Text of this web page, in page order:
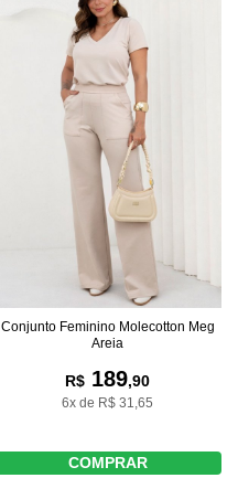
Conjunto Feminino Molecotton Meg
Areia
R$ 189,90
6x de R$ 31,65
COMPRAR